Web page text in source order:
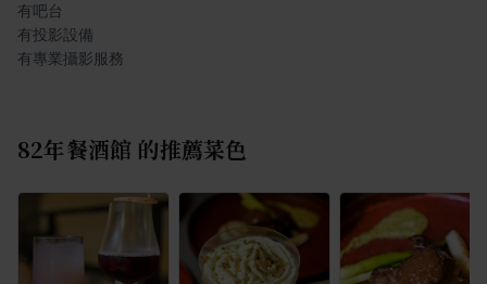
有吧台
有投影設備
有專業攝影服務
82年餐酒館 的推薦菜色